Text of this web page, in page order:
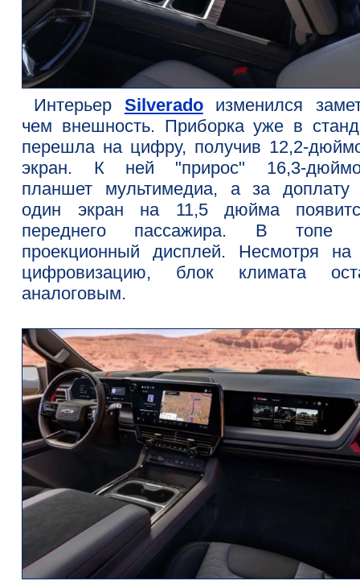
Интерьер Silveradoизменился
чем внешность. Приборка уже в
перешла на цифру, получив 12,2-
экран. К ней "прирос" 16,3-
планшет мультимедиа, а за
один экран на 11,5 дюйма
переднего пассажира. В топе
проекционный дисплей. Несмотря
цифровизацию, блок климата
аналоговым.